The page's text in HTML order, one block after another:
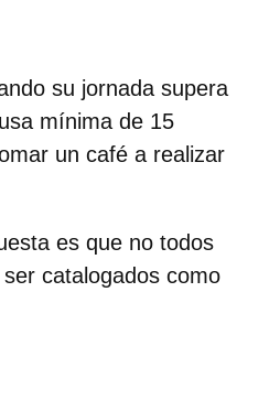
su jornada supera
mínima de 15
un café a realizar
es que no todos
catalogados como